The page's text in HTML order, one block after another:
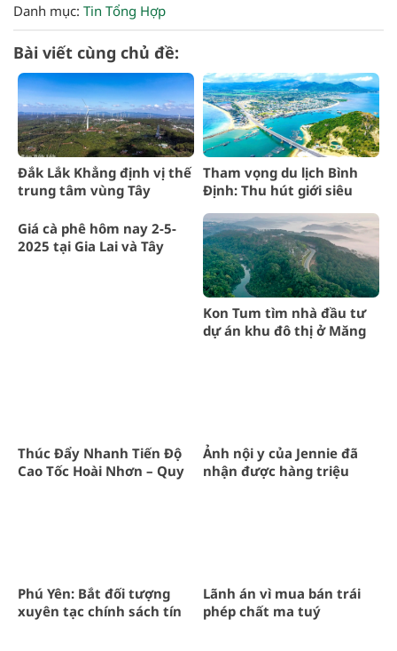
Danh mục: Tin Tổng Hợp
Bài viết cùng chủ đề:
Đắk Lắk Khẳng định vị thế
trung tâm vùng Tây
Tham vọng du lịch Bình
Định: Thu hút giới siêu
Giá cà phê hôm nay 2-5-
2025 tại Gia Lai và Tây
Kon Tum tìm nhà đầu tư
dự án khu đô thị ở Măng
Thúc Đẩy Nhanh Tiến Độ
Cao Tốc Hoài Nhơn – Quy
Ảnh nội y của Jennie đã
nhận được hàng triệu
Phú Yên: Bắt đối tượng
xuyên tạc chính sách tín
Lãnh án vì mua bán trái
phép chất ma tuý